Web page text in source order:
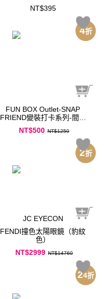
NT$395
FUN BOX Outlet-SNAP
FRIEND變裝打卡系列-間諜
NT$500 NT$1250
4折
JC EYECON
FENDI撞色太陽眼鏡（豹紋
色）
NT$2999 NT$14760
2折
24折